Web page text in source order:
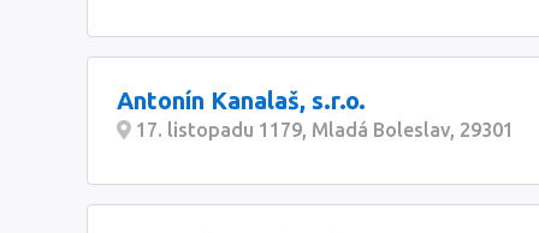
Antonín Kanalaš, s.r.o.
17. listopadu 1179, Mladá Boleslav, 29301